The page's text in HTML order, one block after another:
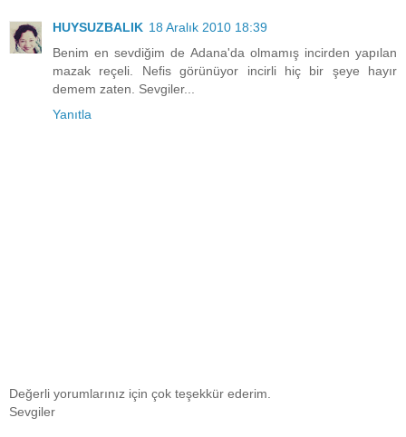
HUYSUZBALIK 18 Aralık 2010 18:39
Benim en sevdiğim de Adana'da olmamış incirden yapılan
mazak reçeli. Nefis görünüyor incirli hiç bir şeye hayır
demem zaten. Sevgiler...
Yanıtla
Değerli yorumlarınız için çok teşekkür ederim.
Sevgiler